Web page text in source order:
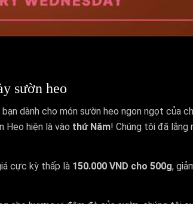
sườn heo
dành cho món sườn heo ngon ngọt của
Heo hiện là vào thứ Năm! Chúng tôi đã lắng
cực kỳ thấp là 150.000 VND cho 500g,